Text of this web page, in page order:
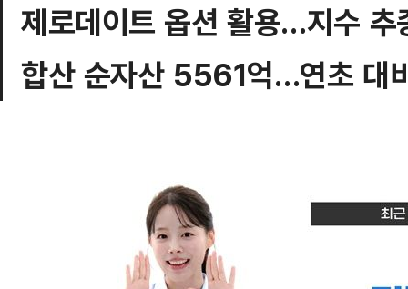
제로데이트 옵션 활용…지수 추
합산 순자산 5561억…연초